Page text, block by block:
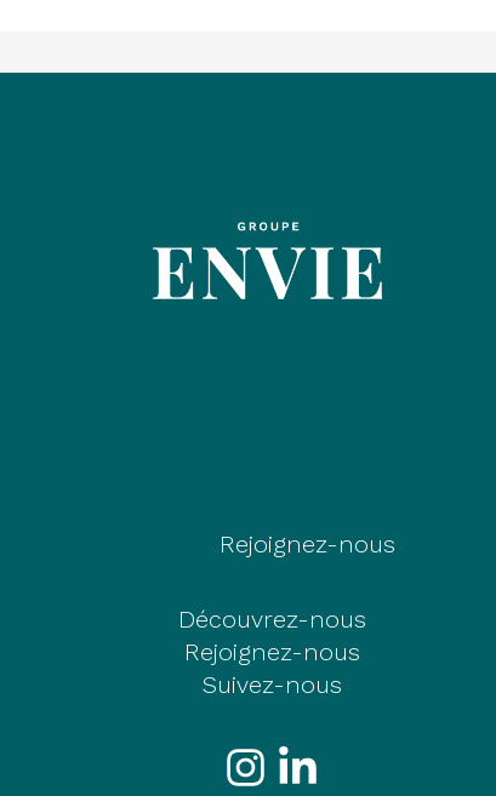
Rejoignez-nous
Découvrez-nous
Rejoignez-nous
Suivez-nous